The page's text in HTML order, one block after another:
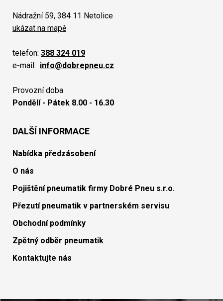
Nádražní 59, 384 11 Netolice
ukázat na mapě
telefon: 388 324 019
e-mail: info@dobrepneu.cz
Provozní doba
Pondělí - Pátek 8.00 - 16.30
DALŠÍ INFORMACE
Nabídka předzásobení
O nás
Pojištění pneumatik firmy Dobré Pneu s.r.o.
Přezutí pneumatik v partnerském servisu
Obchodní podmínky
Zpětný odběr pneumatik
Kontaktujte nás